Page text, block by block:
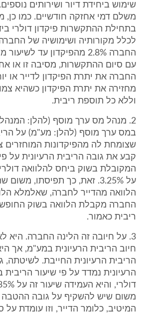
שימוש ביחידת דיור ושירותים
משלם דמי אחזקה חודשיים. כמו כן,
בתחילת ההתקשרות פיקדון דולרי
לכלל מקורותיה ושימושיה של
עם סיום ההתקשרות, מסיבה זו או
החברה את יתרת הפיקדון לדייר או
מחזירה את יתרת הפיקדון כשהיא
וללא כל תוספת ריבית.
2. מנהל מס ערך מוסף (להלן:
במס ערך מוסף (להלן: מע"מ) על
שצומחת לה מהפיקדונות המוחזרים
קבע את גובה הריבית הרעיונית על
המקובלת בשוק ביחס להלוואה
על 3.25%. זאת, כך תפיסתו,
הלוואה מהדייר לחברה, שאלמלא
החברה מקבלת הלוואה בשוק
ריבית כאמור.
3. על חיובה זה הלינה החברה. היא
חיוב הריבית הרעיונית במע"מ, אך
הריבית הרעיונית החייבת. לשיטתה,
הרעיונית נמדד על פי שיעור הריבית
משום שיש להשקיף על גובה
המיטיב, כלומר הדייר, וזו עומדת על